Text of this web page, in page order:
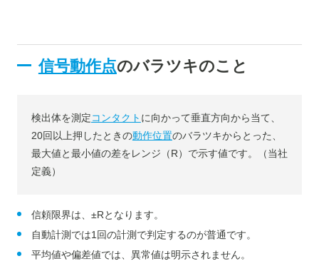
信号動作点のバラツキのこと
検出体を測定コンタクト に向かって垂直方向から当て、
20回以上押したときの動作位置のバラツキからとった、
最大値と最小値の差をレンジ（R）で示す値です。（当社
定義）
信頼限界は、±Rとなります。
自動計測では1回の計測で判定するのが普通です。
平均値や偏差値では、異常値は明示されません。